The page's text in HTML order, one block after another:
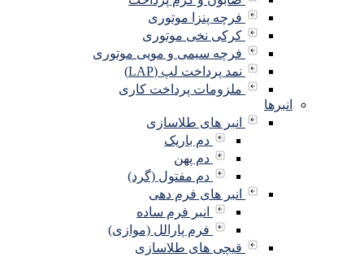
فرچه پنزا موتوری
کرکی نخی موتوری
فرچه سیمی و مویی موتوری
نمد پرداخت لپ (LAP)
ملزومات پرداخت کاری
انبرها
انبر های طلاسازی
دم باریک
دم پهن
دم مفتول (گرد)
انبر های فرم دهی
انبر فرم ساده
فرم پارالل (موازی)
قیچی های طلاسازی